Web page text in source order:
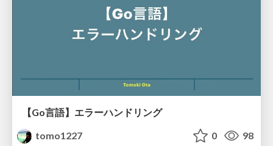
【Go言語】エラーハンドリング
tomo1227
0 98